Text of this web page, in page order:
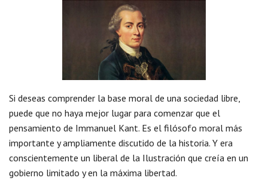
Si deseas comprender la base moral de una sociedad libre,
puede que no haya mejor lugar para comenzar que el
pensamiento de Immanuel Kant. Es el filósofo moral más
importante y ampliamente discutido de la historia. Y era
conscientemente un liberal de la Ilustración que creía en un
gobierno limitado y en la máxima libertad.